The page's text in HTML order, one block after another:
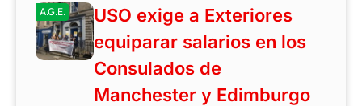
A.G.E.
USO exige a Exteriores
equiparar salarios en los
Consulados de
Manchester y Edimburgo